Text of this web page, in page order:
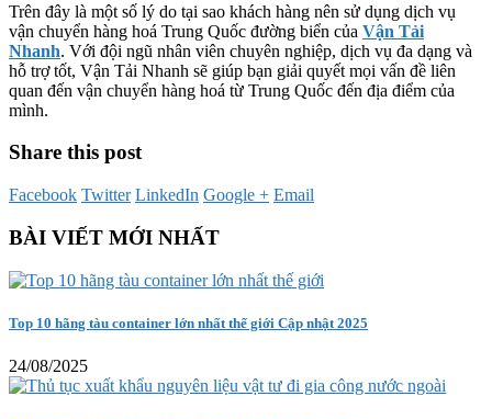
Trên đây là một số lý do tại sao khách hàng nên sử dụng dịch vụ
vận chuyển hàng hoá Trung Quốc đường biển của Vận Tải
Nhanh. Với đội ngũ nhân viên chuyên nghiệp, dịch vụ đa dạng và
hỗ trợ tốt, Vận Tải Nhanh sẽ giúp bạn giải quyết mọi vấn đề liên
quan đến vận chuyển hàng hoá từ Trung Quốc đến địa điểm của
mình.
Share this post
Facebook Twitter LinkedIn Google + Email
BÀI VIẾT MỚI NHẤT
Top 10 hãng tàu container lớn nhất thế giới Cập nhật 2025
24/08/2025